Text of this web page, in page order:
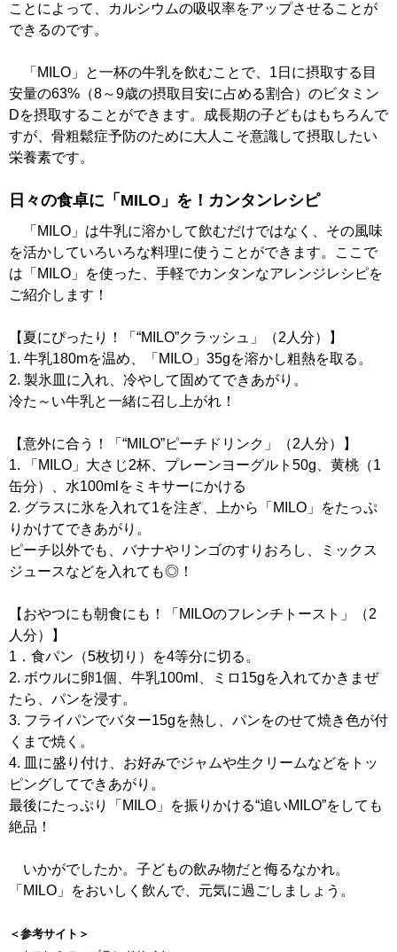
ことによって、カルシウムの吸収率をアップさせることが
できるのです。
「MILO」と一杯の牛乳を飲むことで、1日に摂取する目
安量の63%（8～9歳の摂取目安に占める割合）のビタミン
Dを摂取することができます。成長期の子どもはもちろんで
すが、骨粗鬆症予防のために大人こそ意識して摂取したい
栄養素です。
日々の食卓に「MILO」を！カンタンレシピ
「MILO」は牛乳に溶かして飲むだけではなく、その風味
を活かしていろいろな料理に使うことができます。ここで
は「MILO」を使った、手軽でカンタンなアレンジレシピを
ご紹介します！
【夏にぴったり！「“MILO”クラッシュ」（2人分）】
1. 牛乳180mを温め、「MILO」35gを溶かし粗熱を取る。
2. 製氷皿に入れ、冷やして固めてできあがり。
冷た～い牛乳と一緒に召し上がれ！
【意外に合う！「“MILO”ピーチドリンク」（2人分）】
1. 「MILO」大さじ2杯、プレーンヨーグルト50g、黄桃（1
缶分）、水100mlをミキサーにかける
2. グラスに氷を入れて1を注ぎ、上から「MILO」をたっぷ
りかけてできあがり。
ピーチ以外でも、バナナやリンゴのすりおろし、ミックス
ジュースなどを入れても◎！
【おやつにも朝食にも！「MILOのフレンチトースト」（2
人分）】
1．食パン（5枚切り）を4等分に切る。
2. ボウルに卵1個、牛乳100ml、ミロ15gを入れてかきまぜ
たら、パンを浸す。
3. フライパンでバター15gを熱し、パンをのせて焼き色が付
くまで焼く。
4. 皿に盛り付け、お好みでジャムや生クリームなどをトッ
ピングしてできあがり。
最後にたっぷり「MILO」を振りかける“追いMILO”をしても
絶品！
いかがでしたか。子どもの飲み物だと侮るなかれ。
「MILO」をおいしく飲んで、元気に過ごしましょう。
＜参考サイト＞